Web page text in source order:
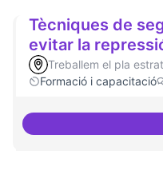
Tècniques de
evitar la
Treballem el pla
Formació i capacitació